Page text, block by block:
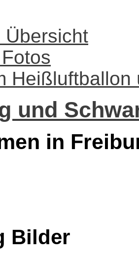
Übersicht
Heißluftballon
und
in
Bilder